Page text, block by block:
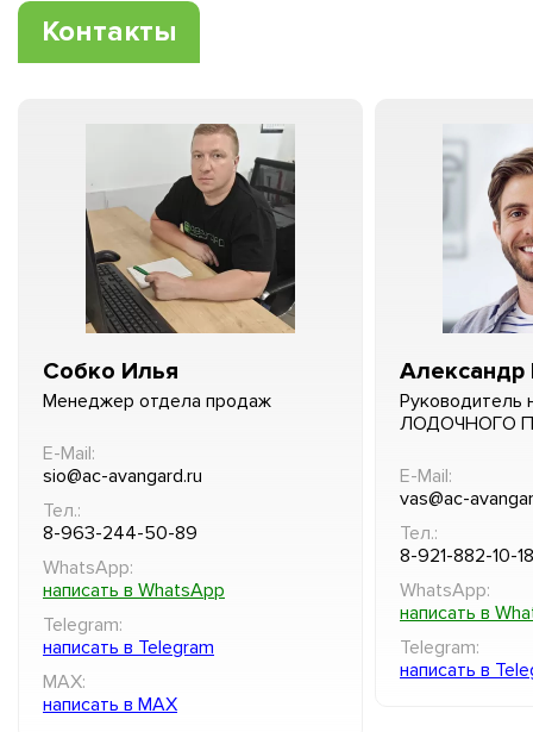
Контакты
Собко Илья
Менеджер отдела продаж
E-Mail:
sio@ac-avangard.ru
Тел.:
8-963-244-50-89
WhatsApp:
написать в WhatsApp
Telegram:
написать в Telegram
MAX:
написать в MAX
Александр
Руководитель
ЛОДОЧНОГО
E-Mail:
vas@ac-
Тел.:
8-921-882-10-18
WhatsApp:
написать в
Telegram:
написать в